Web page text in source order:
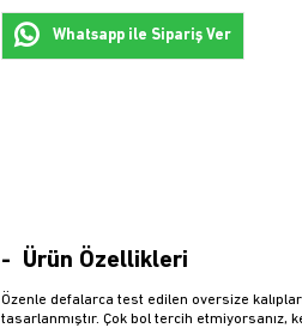
Whatsapp ile Sipariş Ver
Ürün Özellikleri
Özenle defalarca test edilen oversize
tasarlanmıştır. Çok bol tercih etmiyorsanız,